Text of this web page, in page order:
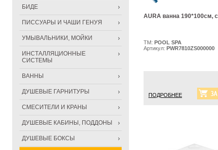
БИДЕ
ПИССУАРЫ И ЧАШИ ГЕНУЯ
УМЫВАЛЬНИКИ, МОЙКИ
ИНСТАЛЛЯЦИОННЫЕ
СИСТЕМЫ
ВАННЫ
ДУШЕВЫЕ ГАРНИТУРЫ
СМЕСИТЕЛИ И КРАНЫ
ДУШЕВЫЕ КАБИНЫ, ПОДДОНЫ
ДУШЕВЫЕ БОКСЫ
AURA ванна 190*100см,
ТМ: POOL SPA
Артикул: PWR7810ZS000000
ПОДРОБНЕЕ